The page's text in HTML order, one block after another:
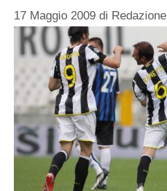
17 Maggio 2009 di Redazione